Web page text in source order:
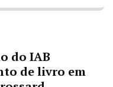
do IAB
de livro em